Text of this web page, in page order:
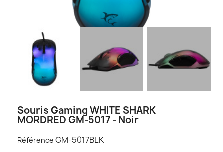
Souris Gaming WHITE SHARK
MORDRED GM-5017 - Noir
Référence GM-5017BLK